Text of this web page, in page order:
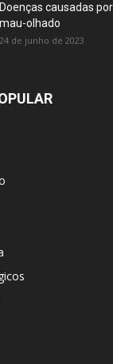
Doenças causadas
mau-olhado
24 de junho de 2023